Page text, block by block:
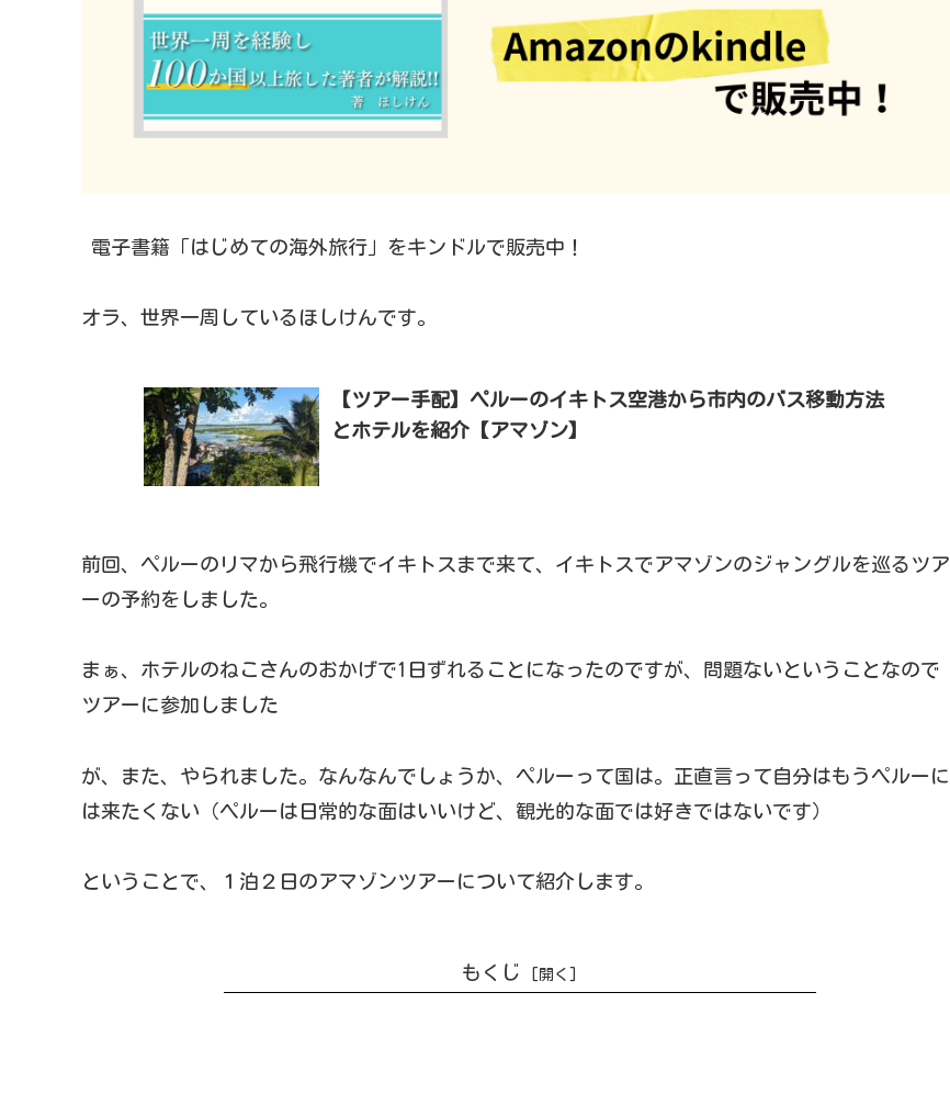
電子書籍「はじめての海外旅行」をキンドルで販売中！
オラ、世界一周しているほしけんです。
【ツアー手配】ペルーのイキトス空港から市内のバス移動方法
とホテルを紹介【アマゾン】
前回、ペルーのリマから飛行機でイキトスまで来て、イキトスでアマゾンのジャングルを巡るツア
ーの予約をしました。
まぁ、ホテルのねこさんのおかげで1日ずれることになったのですが、問題ないということなので
ツアーに参加しました
が、また、やられました。なんなんでしょうか、ペルーって国は。正直言って自分はもうペルーに
は来たくない（ペルーは日常的な面はいいけど、観光的な面では好きではないです）
ということで、１泊２日のアマゾンツアーについて紹介します。
もくじ